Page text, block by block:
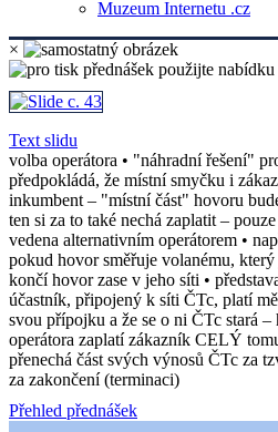
Muzeum Internetu .cz
×
Text slidu
volba operátora • "náhradní řešení"
předpokládá, že místní smyčku i
inkumbent – "místní část" hovoru
ten si za to také nechá zaplatit –
vedena alternativním operátorem •
pokud hovor směřuje volanému,
končí hovor zase v jeho síti •
účastník, připojený k síti ČTc, platí
svou přípojku a že se o ni ČTc stará
operátora zaplatí zákazník CELÝ
přenechá část svých výnosů ČTc za
za zakončení (terminaci)
Přehled přednášek